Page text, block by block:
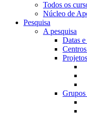
Todos os
Núcleo de
Pesquisa
A pesquisa
Datas
Grupos